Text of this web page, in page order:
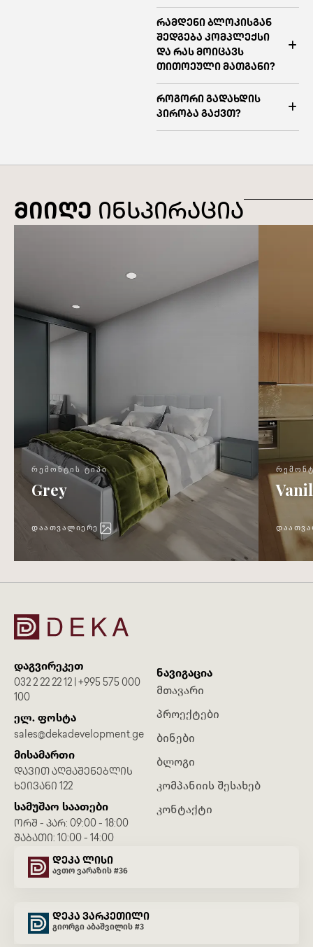
რამდენი ბლოკისგან
შედგება კომპლექსი
და რას მოიცავს
თითოეული მათგანი?
როგორი გადახდის
პირობა გაქვთ?
მიიღე ინსპირაცია
ᲠᲔᲛᲝᲜᲢᲘᲡ ᲢᲘᲞᲘ
Grey
ᲓᲐᲐᲗᲕᲐᲚᲘᲔᲠᲔ
დაგვირეკეთ
032 2 22 22 12 | +995 575 000
100
ელ. ფოსტა
sales@dekadevelopment.ge
მისამართი
ᲓᲐᲕᲘᲗ ᲐᲦᲛᲐᲨᲔᲜᲔᲑᲚᲘᲡ
ᲮᲔᲘᲕᲐᲜᲘ 122
სამუშაო საათები
ᲝᲠᲨ - ᲞᲐᲠ: 09:00 - 18:00
ᲨᲐᲑᲐᲗᲘ: 10:00 - 14:00
ნავიგაცია
მთავარი
პროექტები
ბინები
ბლოგი
კომპანიის შესახებ
კონტაქტი
დეკა ლისი
ავთო ვარაზის #36
დეკა ვარკეთილი
გიორგი აბაშვილის #3